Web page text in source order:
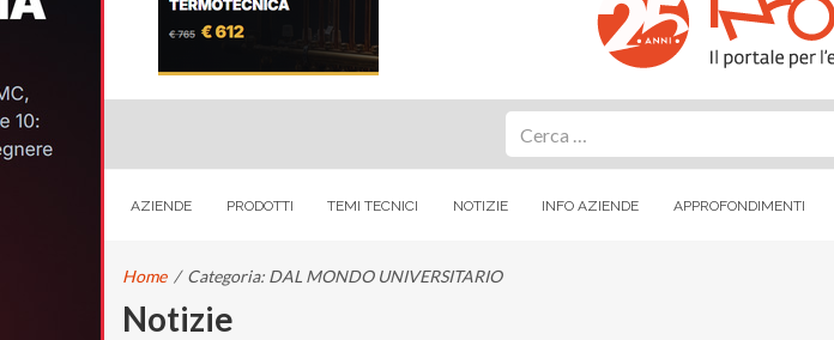
AZIENDE PRODOTTI TEMI TECNICI NOTIZIE INFO AZIENDE APPROFONDIMENTI
Home / Categoria: DAL MONDO UNIVERSITARIO
Notizie